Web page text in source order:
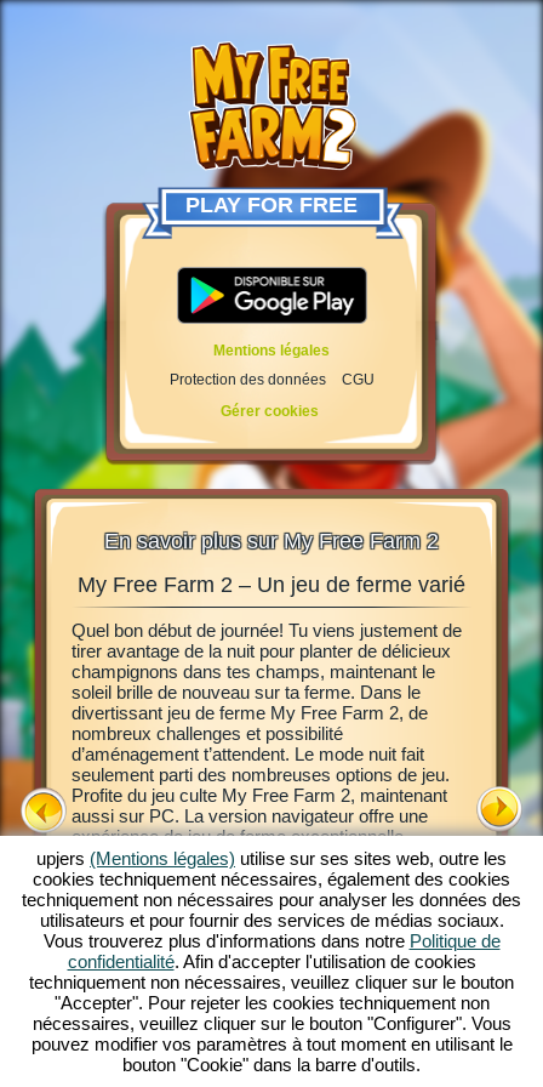
PLAY FOR FREE
Mentions légales
Protection des données
CGU
Gérer cookies
En savoir plus sur My Free Farm 2
rêvé
de
Alors
une
My Free Farm 2 – Un jeu de ferme varié
Quel bon début de journée! Tu viens justement de
tirer avantage de la nuit pour planter de délicieux
champignons dans tes champs, maintenant le
soleil brille de nouveau sur ta ferme. Dans le
divertissant jeu de ferme My Free Farm 2, de
nombreux challenges et possibilité
d’aménagement t’attendent. Le mode nuit fait
seulement parti des nombreuses options de jeu.
Profite du jeu culte My Free Farm 2, maintenant
aussi sur PC. La version navigateur offre une
expérience de jeu de ferme exceptionnelle.
Occupe-toi d’animaux et élève-les, exploite tes
champs, récupère la récolte et transforme de
délicieuses marchandises pour tes clients. Inscris-
toi gratuitement et viens jouer!
Ce jeu
ligne
de
variées.
pilote
visite
jeu.
upjers (Mentions légales) utilise sur ses sites web, outre les
cookies techniquement nécessaires, également des cookies
techniquement non nécessaires pour analyser les données des
utilisateurs et pour fournir des services de médias sociaux.
Vous trouverez plus d'informations dans notre Politique de
confidentialité. Afin d'accepter l'utilisation de cookies
techniquement non nécessaires, veuillez cliquer sur le bouton
"Accepter". Pour rejeter les cookies techniquement non
nécessaires, veuillez cliquer sur le bouton "Configurer". Vous
pouvez modifier vos paramètres à tout moment en utilisant le
bouton "Cookie" dans la barre d'outils.